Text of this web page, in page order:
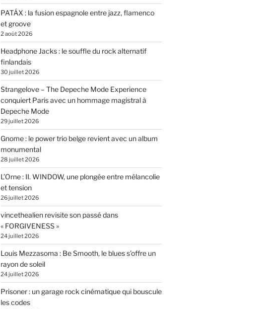
PATÁX : la fusion espagnole entre jazz, flamenco
et groove
2 août 2026
Headphone Jacks : le souffle du rock alternatif
finlandais
30 juillet 2026
Strangelove – The Depeche Mode Experience
conquiert Paris avec un hommage magistral à
Depeche Mode
29 juillet 2026
Gnome : le power trio belge revient avec un album
monumental
28 juillet 2026
L’Orne : II. WINDOW, une plongée entre mélancolie
et tension
26 juillet 2026
vincethealien revisite son passé dans
« FORGIVENESS »
24 juillet 2026
Louis Mezzasoma : Be Smooth, le blues s’offre un
rayon de soleil
24 juillet 2026
Prisoner : un garage rock cinématique qui bouscule
les codes